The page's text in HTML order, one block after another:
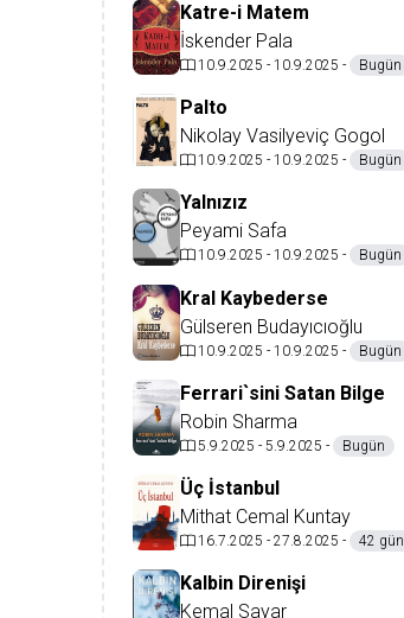
Katre-i Matem
İskender Pala
10.9.2025 - 10.9.2025 - Bugün
Palto
Nikolay Vasilyeviç Gogol
10.9.2025 - 10.9.2025 - Bugün
Yalnızız
Peyami Safa
10.9.2025 - 10.9.2025 - Bugün
Kral Kaybederse
Gülseren Budayıcıoğlu
10.9.2025 - 10.9.2025 - Bugün
Ferrari`sini Satan Bilge
Robin Sharma
5.9.2025 - 5.9.2025 - Bugün
Üç İstanbul
Mithat Cemal Kuntay
16.7.2025 - 27.8.2025 - 42 gün
Kalbin Direnişi
Kemal Sayar